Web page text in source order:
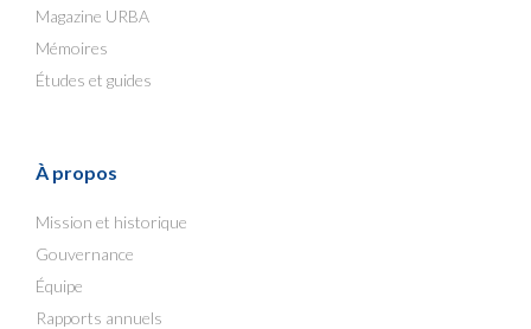
Magazine URBA
Mémoires
Études et guides
À propos
Mission et historique
Gouvernance
Équipe
Rapports annuels